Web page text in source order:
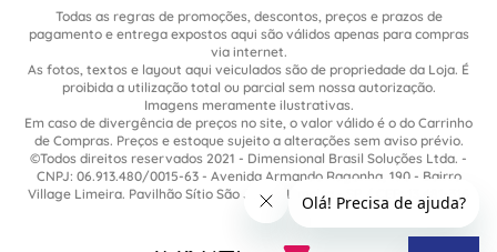
Todas as regras de promoções, descontos, preços e prazos de
pagamento e entrega expostos aqui são válidos apenas para compras
via internet.
As fotos, textos e layout aqui veiculados são de propriedade da Loja. É
proibida a utilização total ou parcial sem nossa autorização.
Imagens meramente ilustrativas.
Em caso de divergência de preços no site, o valor válido é o do Carrinho
de Compras. Preços e estoque sujeito a alterações sem aviso prévio.
©Todos direitos reservados 2021 - Dimensional Brasil Soluções Ltda. -
CNPJ: 06.913.480/0015-63 - Avenida Armando Ragonha, 190 - Bairro
Village Limeira. Pavilhão Sítio São João - Limeira - SP / CEP: 13.481-316